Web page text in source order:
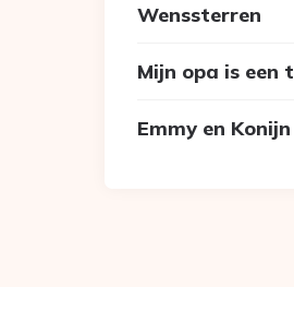
Wenssterren
Mijn opa is een
Emmy en